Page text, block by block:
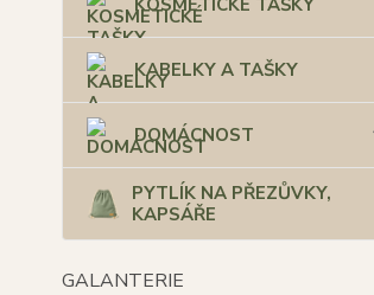
KABELKY A TAŠKY
DOMÁCNOST
PYTLÍK NA PŘEZŮVKY,
KAPSÁŘE
GALANTERIE